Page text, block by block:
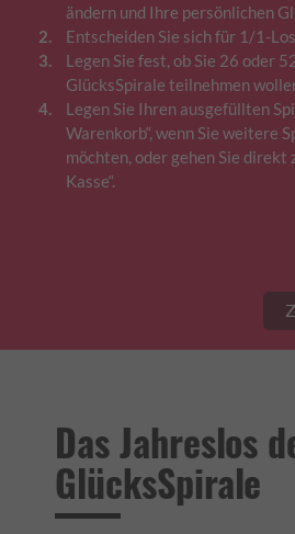
ändern und Ihre persönlichen
Entscheiden Sie sich für 1/1-
Legen Sie fest, ob Sie 26 oder
GlücksSpirale teilnehmen
Legen Sie Ihren ausgefüllten
Warenkorb“, wenn Sie weitere
möchten, oder gehen Sie direkt
Kasse“.
Das Jahreslos
GlücksSpirale